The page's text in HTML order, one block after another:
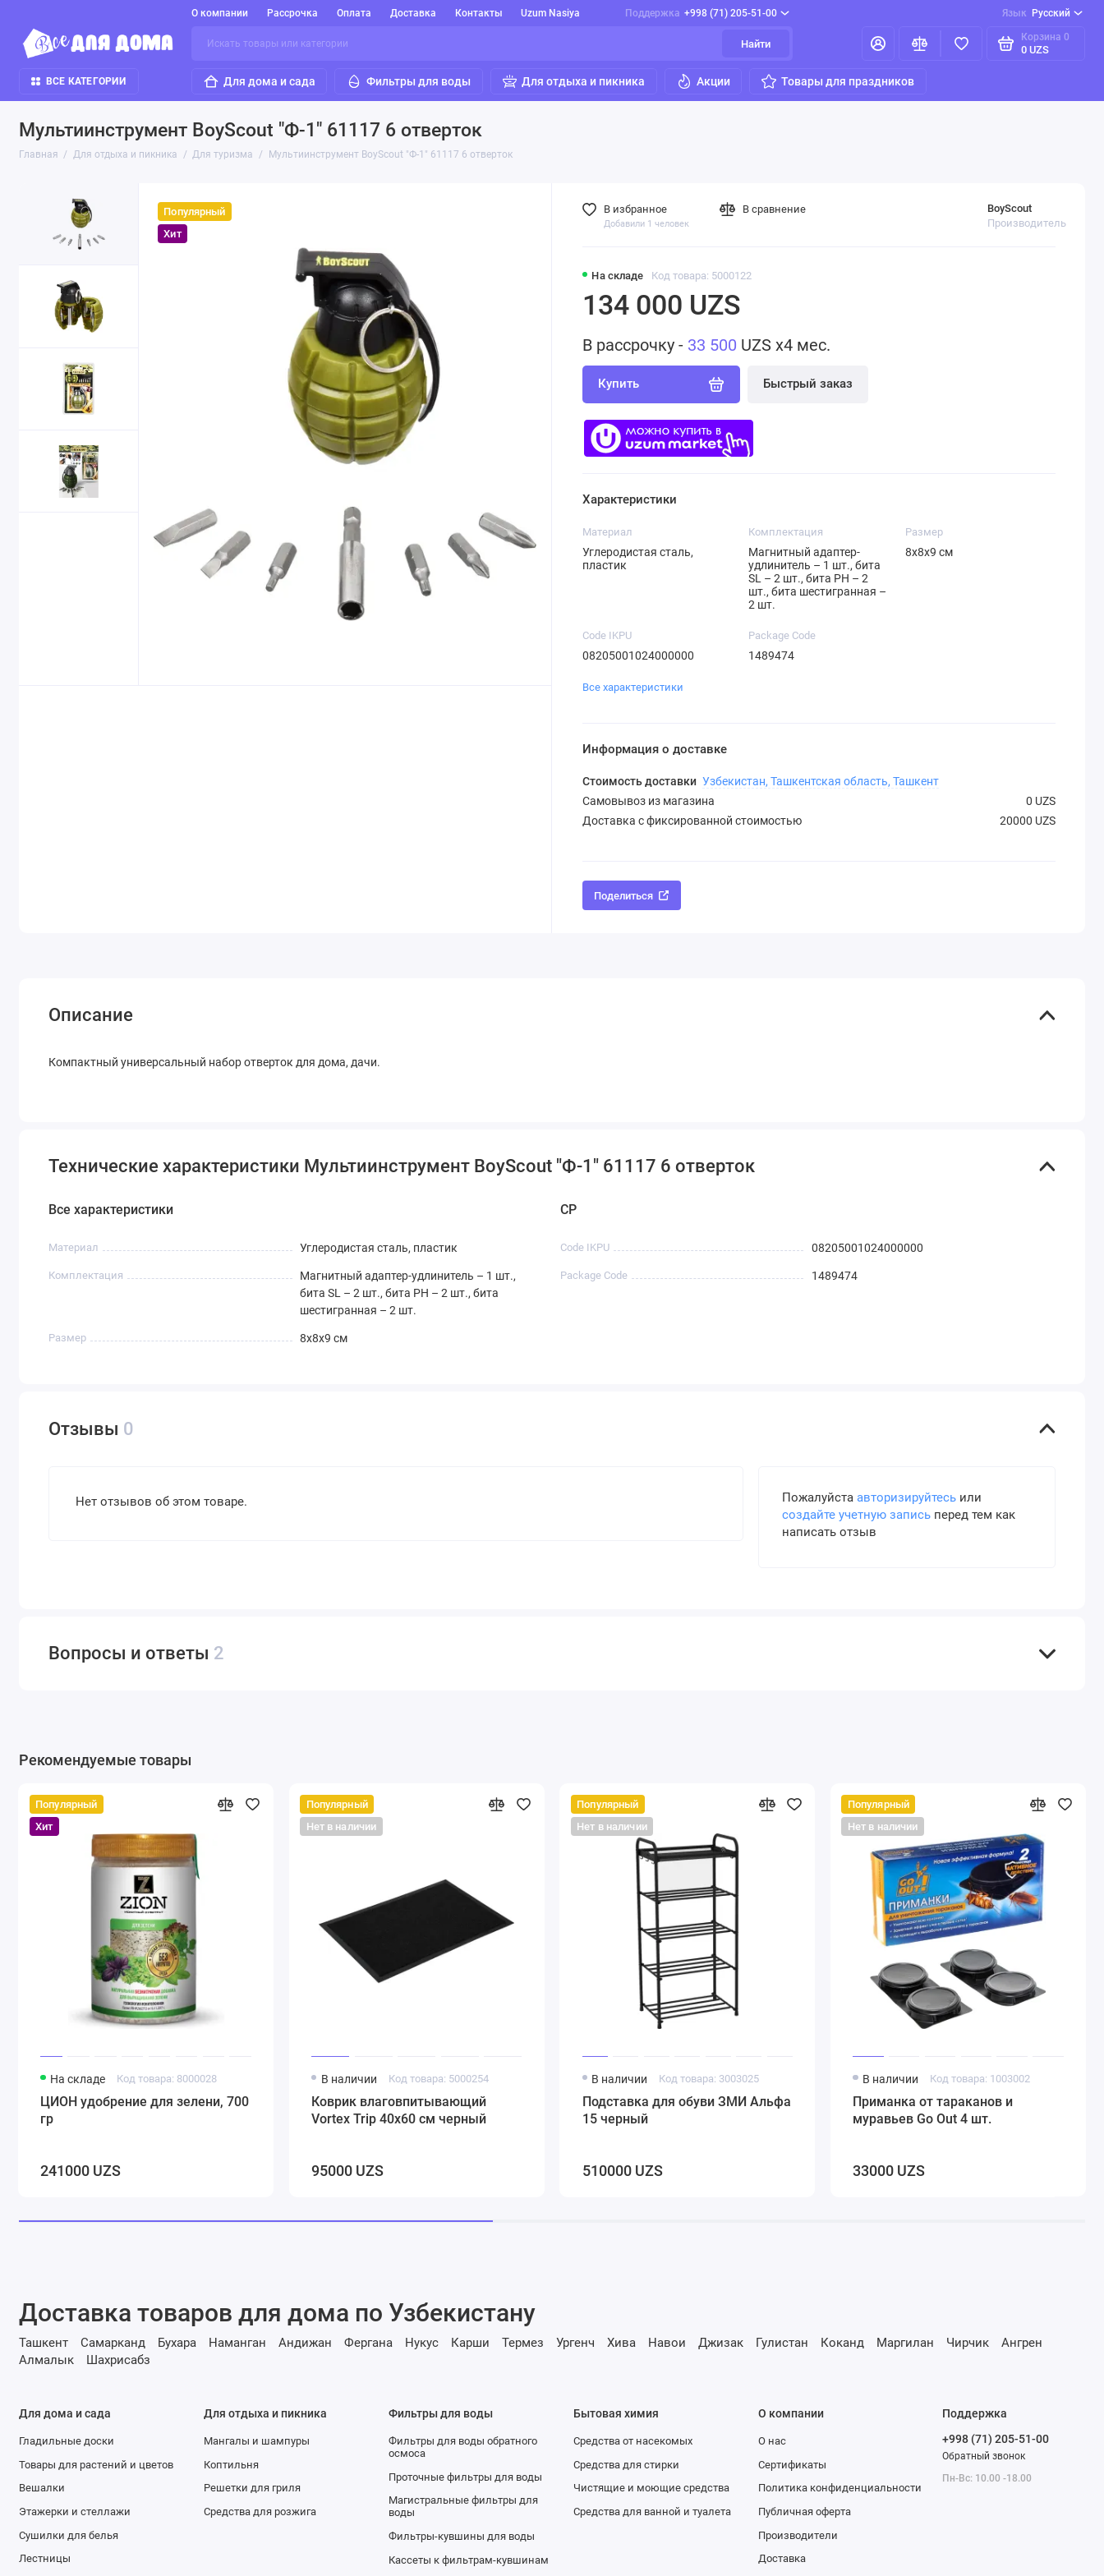
О компании Рассрочка Оплата Доставка Контакты Uzum Nasiya Поддержка +998 (71) 205-51-00 Язык Русский
Найти
Корзина 0
0 UZS
ВСЕ КАТЕГОРИИ Для дома и сада Фильтры для воды Для отдыха и пикника Акции Товары для праздников
Мультиинструмент BoyScout "Ф-1" 61117 6 отверток
Главная Для отдыха и пикника Для туризма Мультиинструмент BoyScout "Ф-1" 61117 6 отверток
Популярный
Хит
На складе Код товара: 5000122
BoyScout
Производитель
134 000 UZS
В рассрочку - 33 500 UZS x4 мес.
Купить Быстрый заказ
В избранное
Добавили 1 человек
В сравнение
Характеристики
Материал
Углеродистая сталь,
пластик
Комплектация
Магнитный адаптер-
удлинитель – 1 шт., бита
SL – 2 шт., бита PH – 2
шт., бита шестигранная –
2 шт.
Размер
8x8x9 см
Code IKPU
08205001024000000
Package Code
1489474
Все характеристики
Информация о доставке
Стоимость доставки Узбекистан, Ташкентская область, Ташкент
Самовывоз из магазина
0 UZS
Доставка с фиксированной стоимостью
20000 UZS
Поделиться
Описание
Компактный универсальный набор отверток для дома, дачи.
Технические характеристики Мультиинструмент BoyScout "Ф-1" 61117 6 отверток
Все характеристики
Материал Углеродистая сталь, пластик
Комплектация
Магнитный адаптер-удлинитель – 1 шт.,
бита SL – 2 шт., бита PH – 2 шт., бита
шестигранная – 2 шт.
Размер 8x8x9 см
CP
Code IKPU 08205001024000000
Package Code 1489474
Отзывы 0
Нет отзывов об этом товаре. Пожалуйста авторизируйтесьили
создайте учетную записьперед тем как
написать отзыв
Вопросы и ответы 2
Рекомендуемые товары
Популярный
Хит
На складе Код товара: 8000028
ЦИОН удобрение для зелени, 700
гр
241000 UZS
Популярный
Нет в наличии
В наличии Код товара: 5000254
Коврик влаговпитывающий
Vortex Trip 40х60 см черный
95000 UZS
Популярный
Нет в наличии
В наличии Код товара: 3003025
Подставка для обуви ЗМИ Альфа
15 черный
510000 UZS
Популярный
Нет в наличии
В наличии Код товара: 1003002
Приманка от тараканов и
муравьев Go Out 4 шт.
33000 UZS
Доставка товаров для дома по Узбекистану
Ташкент Самарканд Бухара Наманган Андижан Фергана Нукус Карши Термез Ургенч Хива Навои Джизак Гулистан Коканд Маргилан Чирчик
Ангрен
Алмалык
Шахрисабз
Для дома и сада
Гладильные доски
Товары для растений и цветов
Вешалки
Этажерки и стеллажи
Сушилки для белья
Лестницы
Для отдыха и пикника
Мангалы и шампуры
Коптильня
Решетки для гриля
Средства для розжига
Фильтры для воды
Фильтры для воды обратного
осмоса
Проточные фильтры для воды
Магистральные фильтры для
воды
Фильтры-кувшины для воды
Кассеты к фильтрам-кувшинам
Бытовая химия
Средства от насекомых
Средства для стирки
Чистящие и моющие средства
Средства для ванной и туалета
О компании
О нас
Сертификаты
Политика конфиденциальности
Публичная оферта
Производители
Доставка
Поддержка
+998 (71) 205-51-00
Обратный звонок
Пн-Вс: 10.00 -18.00